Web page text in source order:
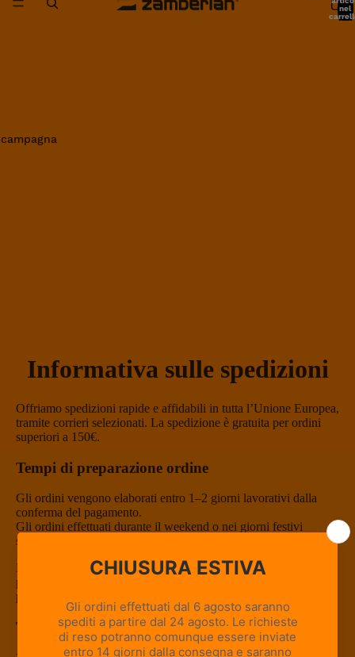
nel
Informativa sulle spedizioni
Offriamo spedizioni rapide e affidabili in tutta l’Unione Europea,
tramite corrieri selezionati. La spedizione è gratuita per ordini
superiori a 150€.
Tempi di preparazione ordine
Gli ordini vengono elaborati entro 1–2 giorni lavorativi dalla
conferma del pagamento.
Gli ordini effettuati durante il weekend o nei giorni festivi
saranno gestiti a partire dal primo giorno lavorativo successivo.
Durante periodi di elevato volume di ordini, come iniziative
promozionali, saldi o festività, i tempi di preparazione
potrebbero estendersi fino a 4 giorni lavorativi.
Tempi di consegna